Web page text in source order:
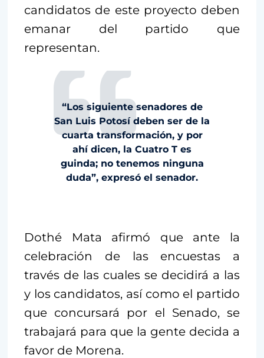
candidatos de este proyecto deben
emanar del partido que
representan.
“Los siguiente senadores de
San Luis Potosí deben ser de la
cuarta transformación, y por
ahí dicen, la Cuatro T es
guinda; no tenemos ninguna
duda”, expresó el senador.
Dothé Mata afirmó que ante la
celebración de las encuestas a
través de las cuales se decidirá a las
y los candidatos, así como el partido
que concursará por el Senado, se
trabajará para que la gente decida a
favor de Morena.